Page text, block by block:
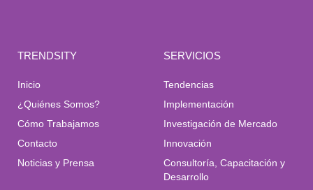
TRENDSITY
Inicio
¿Quiénes Somos?
Cómo Trabajamos
Contacto
Noticias y Prensa
SERVICIOS
Tendencias
Implementación
Investigación de Mercado
Innovación
Consultoría, Capacitación y
Desarrollo